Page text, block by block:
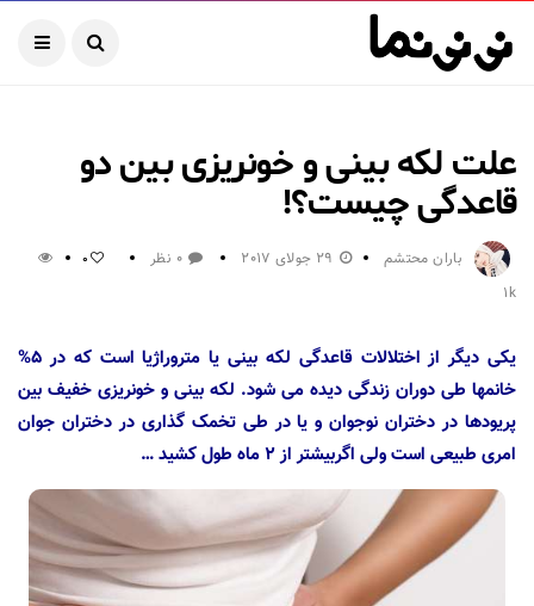
علت لکه بینی و خونریزی بین دو
قاعدگی چیست؟!
باران محتشم 29 جولای 2017 0 نظر 0
1k
یکی دیگر از اختلالات قاعدگی لکه بینی یا متروراژیا است که در ۵%
خانمها طی دوران زندگی دیده می شود. لکه بینی و خونریزی خفیف بین
پریودها در دختران نوجوان و یا در طی تخمک گذاری در دختران جوان
امری طبیعی است ولی اگربیشتر از ۲ ماه طول کشید …